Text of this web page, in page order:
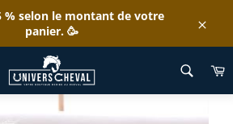
% selon le montant de votre
panier. 🥳
MARRON FONCÉ & BLANC